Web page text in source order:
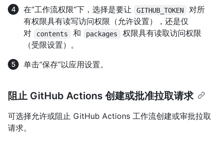
在“工作流权限”下，选择是要让
GITHUB_TOKEN
对所
有权限具有读写访问权限（允许设置），还是仅
对
contents 和 packages
权限具有读取访问权限
（受限设置）。
单击“保存”以应用设置。
阻止 GitHub Actions 创建或批准拉取请求
可选择允许或阻止 GitHub Actions 工作流创建或审批拉取
请求。